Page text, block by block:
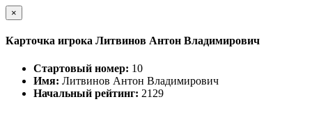
×
Карточка игрока Литвинов Антон Владимирович
Стартовый номер: 10
Имя: Литвинов Антон Владимирович
Начальный рейтинг: 2129